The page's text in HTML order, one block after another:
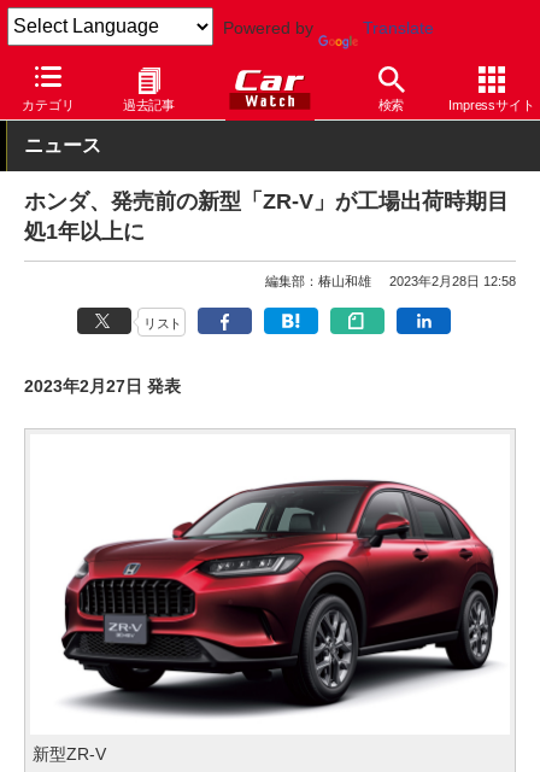
Powered by Translate
カテゴリ 過去記事 検索 Impressサイト
Car Watch 自動車 ホンダ ZR-V
ニュース
ホンダ、発売前の新型「ZR-V」が工場出荷時期目
処1年以上に
編集部：椿山和雄 2023年2月28日 12:58
リスト
2023年2月27日 発表
新型ZR-V